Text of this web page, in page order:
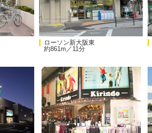
ローソン新大阪東
約861m／11分